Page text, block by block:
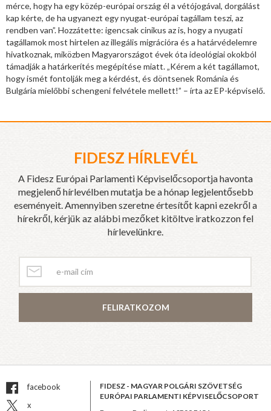
mérce, hogy ha egy közép-európai ország él a vétójogával, dorgálást
kap kérte, de ha ugyanezt egy nyugat-európai tagállam teszi, az
rendben van”. Hozzátette: igencsak cinikus az is, hogy a nyugati
tagállamok most hirtelen az illegális migrációra és a határvédelemre
hivatkoznak, miközben Magyarországot évek óta ideológiai okokból
támadják a határkerítés megépítése miatt. „Kérem a két tagállamot,
hogy ismét fontolják meg a kérdést, és döntsenek Románia és
Bulgária mielőbbi schengeni felvétele mellett!” – írta az EP-képviselő.
FIDESZ HÍRLEVÉL
A Fidesz Európai Parlamenti Képviselőcsoportja havonta
megjelenő hírlevélben mutatja be a hónap legjelentősebb
eseményeit. Amennyiben szeretne értesítőt kapni ezekről a
hírekről, kérjük az alábbi mezőket kitöltve iratkozzon fel
hírlevelünkre.
FELIRATKOZOM
facebook
x
FIDESZ - MAGYAR POLGÁRI SZÖVETSÉG
EURÓPAI PARLAMENTI KÉPVISELŐCSOPORT